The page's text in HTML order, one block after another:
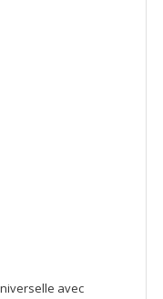
avec